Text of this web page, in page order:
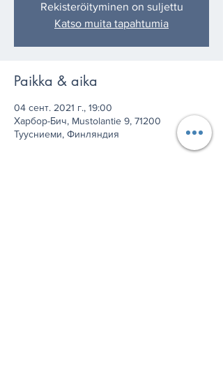
Rekisteröityminen on suljettu
Katso muita tapahtumia
Paikka & aika
04 сент. 2021 г., 19:00
Харбор-Бич, Mustolantie 9, 71200
Туусниеми, Финляндия